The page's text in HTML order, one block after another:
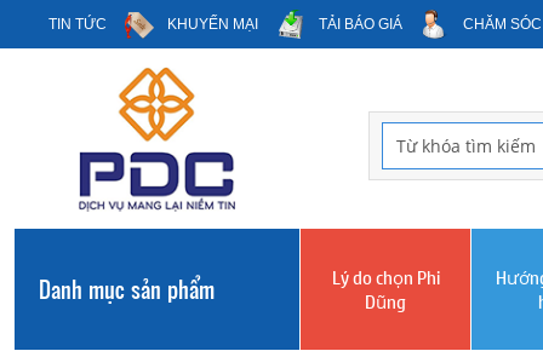
TIN TỨC KHUYẾN MẠI TẢI BÁO GIÁ CHĂM
Danh mục sản phẩm
Lý do chọn Phi
Dũng